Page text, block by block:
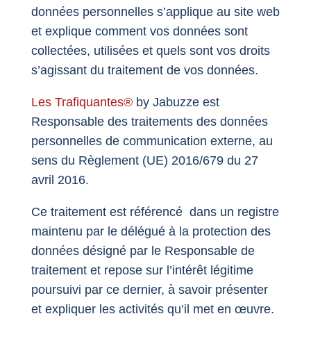
données personnelles s’applique au site web
et explique comment vos données sont
collectées, utilisées et quels sont vos droits
s’agissant du traitement de vos données.
Les Trafiquantes®by Jabuzze est
Responsable des traitements des données
personnelles de communication externe, au
sens du Règlement (UE) 2016/679 du 27
avril 2016.
Ce traitement est référencé dans un registre
maintenu par le délégué à la protection des
données désigné par le Responsable de
traitement et repose sur l’intérêt légitime
poursuivi par ce dernier, à savoir présenter
et expliquer les activités qu’il met en œuvre.